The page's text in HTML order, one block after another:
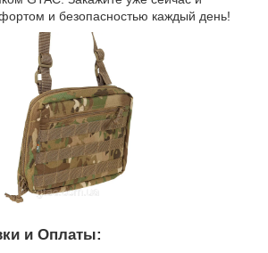
и безопасностью каждый день!
и Оплаты: